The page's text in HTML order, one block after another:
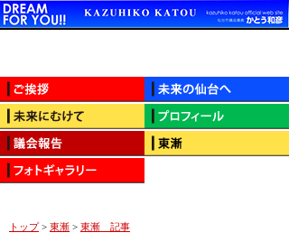
トップ> 東漸 > 東漸 記事